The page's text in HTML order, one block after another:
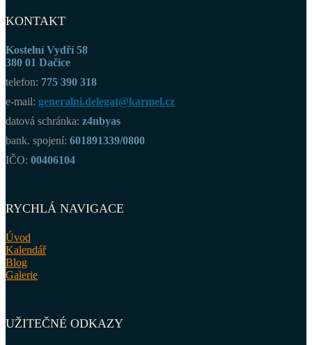
KONTAKT
Kostelní Vydří 58
380 01 Dačice
telefon: 775 390 318
e-mail: generalni.delegat@karmel.cz
datová schránka: z4nbyas
bank. spojení: 601891339/0800
IČO: 00406104
RYCHLÁ NAVIGACE
Úvod
Kalendář
Blog
Galerie
UŽITEČNÉ ODKAZY